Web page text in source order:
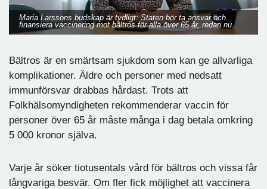
Maria Larssons budskap är tydligt: Staten bör ta ansvar och
finansiera vaccinering mot bältros för alla över 65 år, redan nu.
Bältros är en smärtsam sjukdom som kan ge allvarliga
komplikationer. Äldre och personer med nedsatt
immunförsvar drabbas hårdast. Trots att
Folkhälsomyndigheten rekommenderar vaccin för
personer över 65 år måste många i dag betala omkring
5 000 kronor själva.
Varje år söker tiotusentals vård för bältros och vissa får
långvariga besvär. Om fler fick möjlighet att vaccinera